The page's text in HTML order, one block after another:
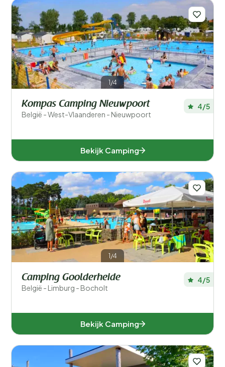
1/4
Kompas Camping Nieuwpoort
België - West-Vlaanderen - Nieuwpoort
4/5
Bekijk Camping
1/4
Camping Goolderheide
België - Limburg - Bocholt
4/5
Bekijk Camping